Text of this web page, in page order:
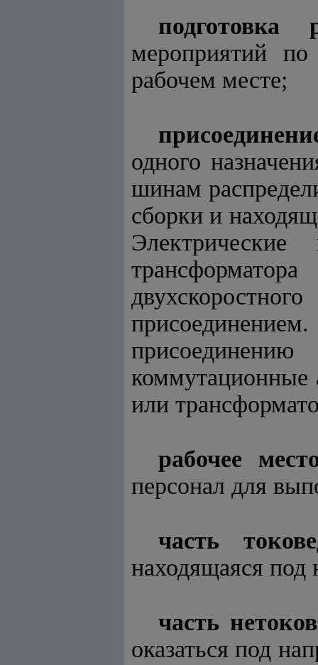
подготовка
мероприятий по
рабочем месте;
одного
шинам
сборки и
коммутационные
или
рабочее
персонал для
часть
находящаяся под
часть
оказаться под